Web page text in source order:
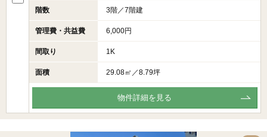
階数 3階／7階建
管理費・共益費 6,000円
間取り 1K
面積 29.08㎡／8.79坪
物件詳細を見る